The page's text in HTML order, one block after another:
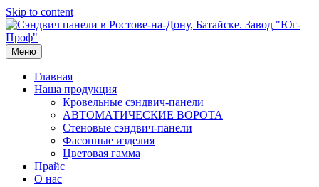
Skip to content
Меню
Главная
Наша продукция
Кровельные сэндвич-панели
АВТОМАТИЧЕСКИЕ ВОРОТА
Стеновые сэндвич-панели
Фасонные изделия
Цветовая гамма
Прайс
О нас